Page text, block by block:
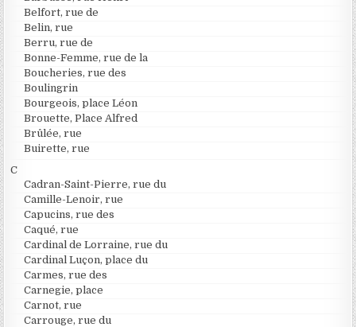
Belfort, rue de
Belin, rue
Berru, rue de
Bonne-Femme, rue de la
Boucheries, rue des
Boulingrin
Bourgeois, place Léon
Brouette, Place Alfred
Brûlée, rue
Buirette, rue
C
Cadran-Saint-Pierre, rue du
Camille-Lenoir, rue
Capucins, rue des
Caqué, rue
Cardinal de Lorraine, rue du
Cardinal Luçon, place du
Carmes, rue des
Carnegie, place
Carnot, rue
Carrouge, rue du